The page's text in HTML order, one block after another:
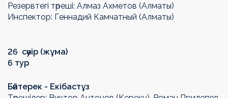
Резервтегі төреші: Алмаз Ахметов (Алматы)
Инспектор: Геннадий Камчатный (Алматы)
26 сәуір (жұма)
6 тур
Бәйтерек - Екібастұз